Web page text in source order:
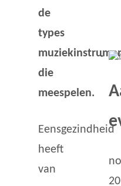
de
types
die
meespelen.
Eensgezindheid
heeft
van